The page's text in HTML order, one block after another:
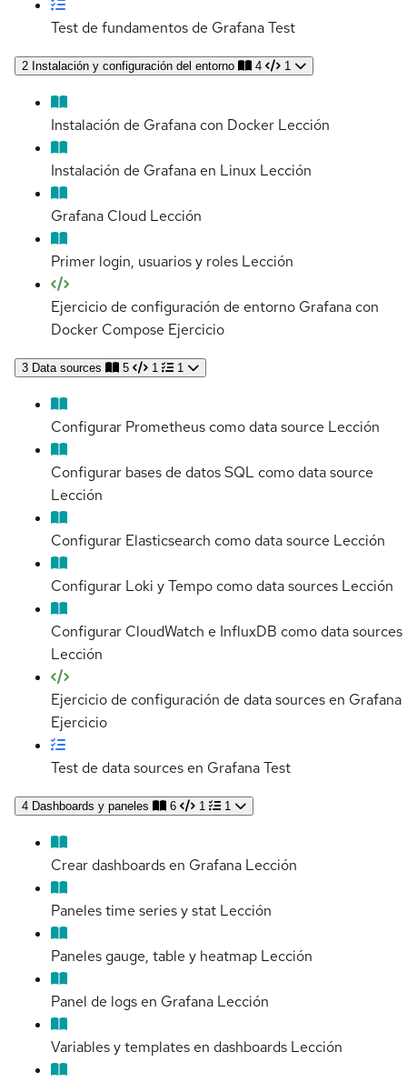
Test de fundamentos de GrafanaTest
2 Instalación y configuración del entorno 4 1
Instalación de Grafana con Docker Lección
Instalación de Grafana en Linux Lección
Grafana Cloud Lección
Primer login, usuarios y roles Lección
Ejercicio de configuración de entorno Grafana con
Docker Compose Ejercicio
3 Data sources 5 1 1
Configurar Prometheus como data source Lección
Configurar bases de datos SQL como data source
Lección
Configurar Elasticsearch como data source Lección
Configurar Loki y Tempo como data sources Lección
Configurar CloudWatch e InfluxDB como data sources
Lección
Ejercicio de configuración de data sources en Grafana
Ejercicio
Test de data sources en GrafanaTest
4 Dashboards y paneles 6 1 1
Crear dashboards en Grafana Lección
Paneles time series y stat Lección
Paneles gauge, table y heatmap Lección
Panel de logs en Grafana Lección
Variables y templates en dashboards Lección